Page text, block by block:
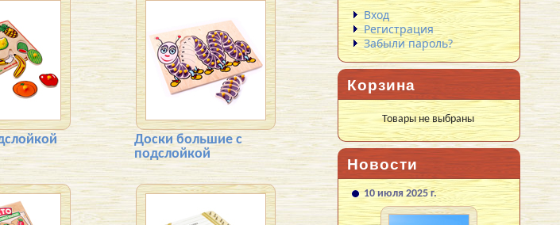
Доски большие с
подслойкой
Вход
Регистрация
Забыли пароль?
Корзина
Товары не выбраны
Новости
10 июля 2025 г.